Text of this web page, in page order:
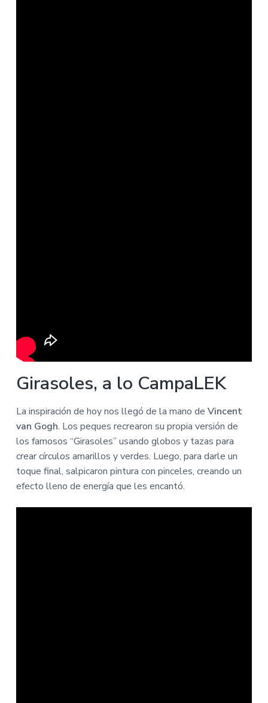
Girasoles, a lo CampaLEK
La inspiración de hoy nos llegó de la mano de Vincent
van Gogh. Los peques recrearon su propia versión de
los famosos “Girasoles” usando globos y tazas para
crear círculos amarillos y verdes. Luego, para darle un
toque final, salpicaron pintura con pinceles, creando un
efecto lleno de energía que les encantó.